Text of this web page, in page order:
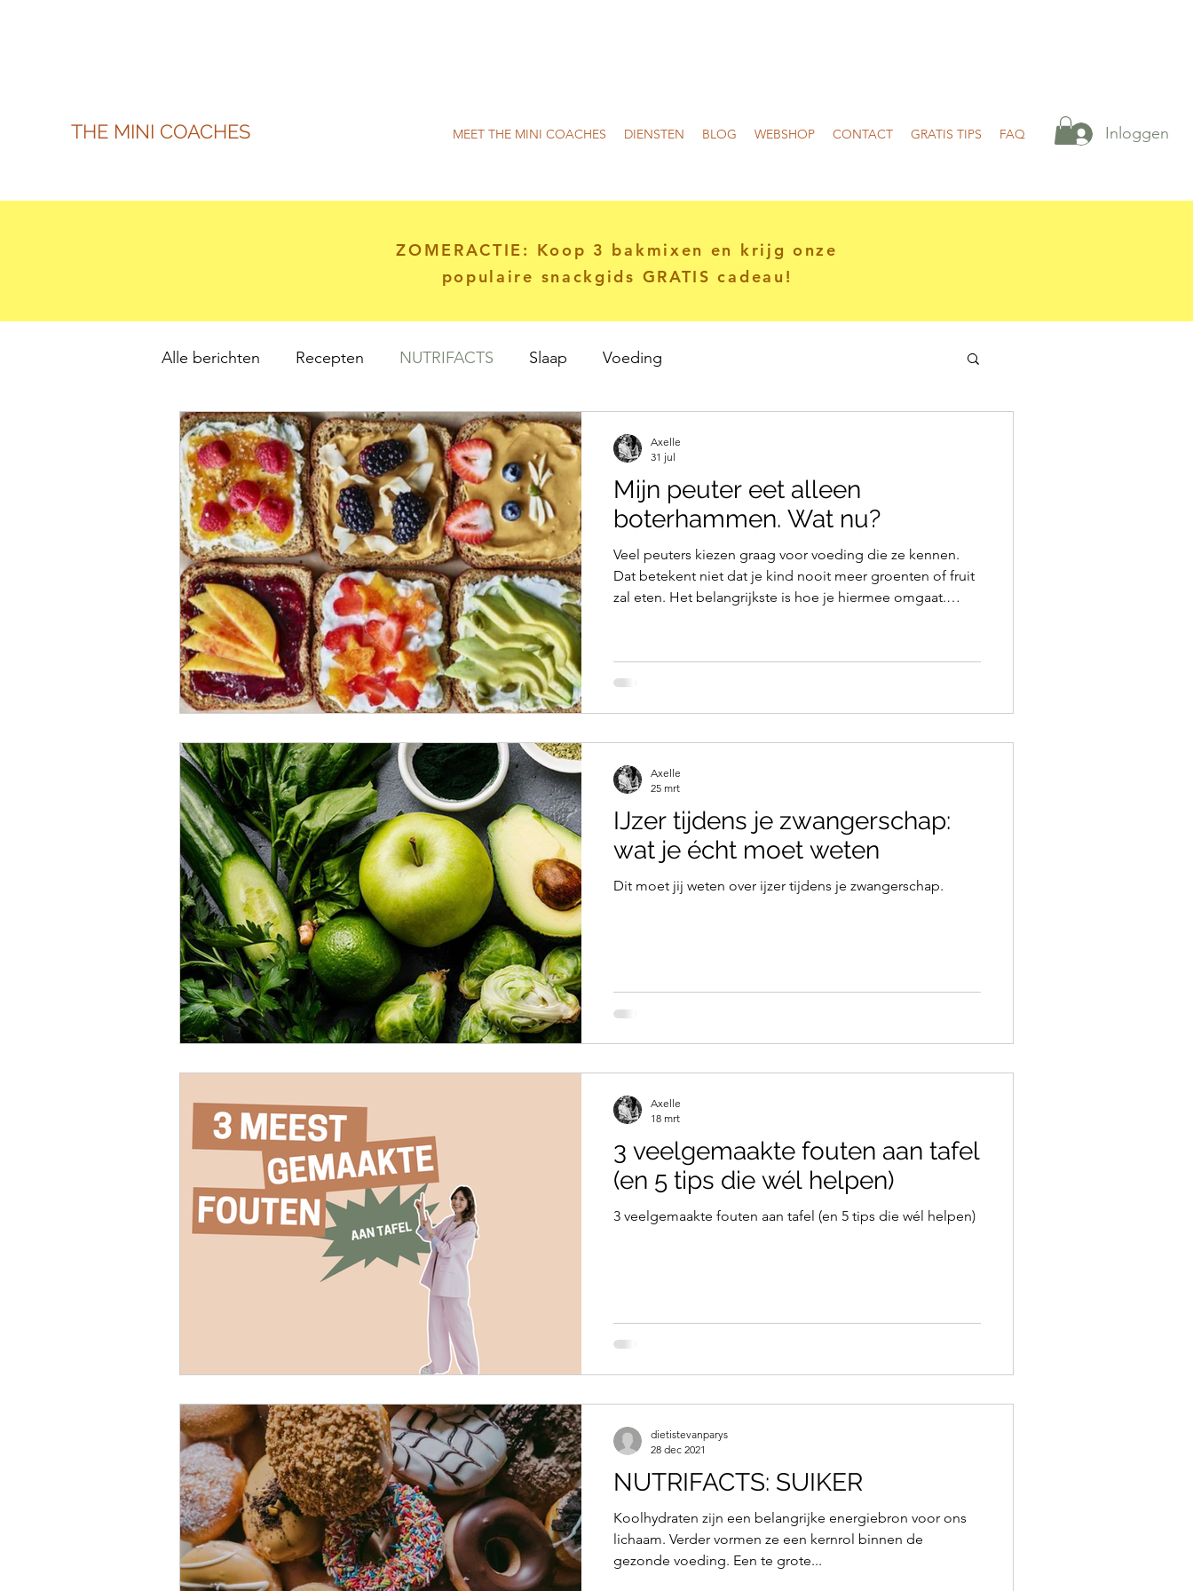
THE MINI COACHES MEET THE MINI COACHES DIENSTEN BLOG WEBSHOP CONTACT GRATIS TIPS FAQ Inloggen
ZOMERACTIE: Koop 3 bakmixen en krijg onze
populaire snackgids GRATIS cadeau!
Alle berichten Recepten NUTRIFACTS Slaap Voeding
Mijn peuter eet alleen
boterhammen. Wat nu?
Veel peuters kiezen graag voor voeding die ze kennen.
Dat betekent niet dat je kind nooit meer groenten of fruit
zal eten. Het belangrijkste is hoe je hiermee omgaat.
Axelle
31 jul
IJzer tijdens je zwangerschap:
wat je écht moet weten
Dit moet jij weten over ijzer tijdens je zwangerschap.
Axelle
25 mrt
3 veelgemaakte fouten aan tafel
(en 5 tips die wél helpen)
3 veelgemaakte fouten aan tafel (en 5 tips die wél helpen)
Axelle
18 mrt
NUTRIFACTS: SUIKER
Koolhydraten zijn een belangrijke energiebron voor ons
lichaam. Verder vormen ze een kernrol binnen de
gezonde voeding. Een te grote...
dietistevanparys
28 dec 2021